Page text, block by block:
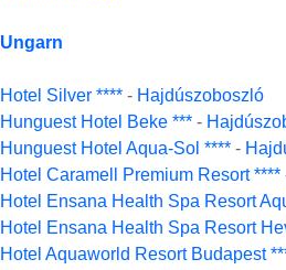
Ungarn
Hotel Silver **** - Hajdúszoboszló
Hunguest Hotel Beke *** -
Hunguest Hotel Aqua-Sol **** -
Hotel Caramell Premium Resort ****
Hotel Ensana Health Spa Resort
Hotel Ensana Health Spa Resort
Hotel Aquaworld Resort Budapest